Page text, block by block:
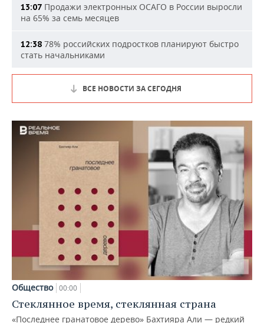
13:07 Продажи электронных ОСАГО в России выросли
на 65% за семь месяцев
12:38 78% российских подростков планируют быстро
стать начальниками
ВСЕ НОВОСТИ ЗА СЕГОДНЯ
Общество 00:00
Стеклянное время, стеклянная страна
«Последнее гранатовое дерево» Бахтияра Али — редкий